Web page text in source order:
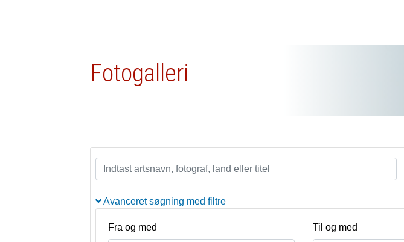
Fotogalleri
Avanceret søgning med filtre
Fra og med Til og med